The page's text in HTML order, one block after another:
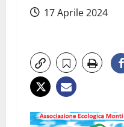
17 Aprile 2024